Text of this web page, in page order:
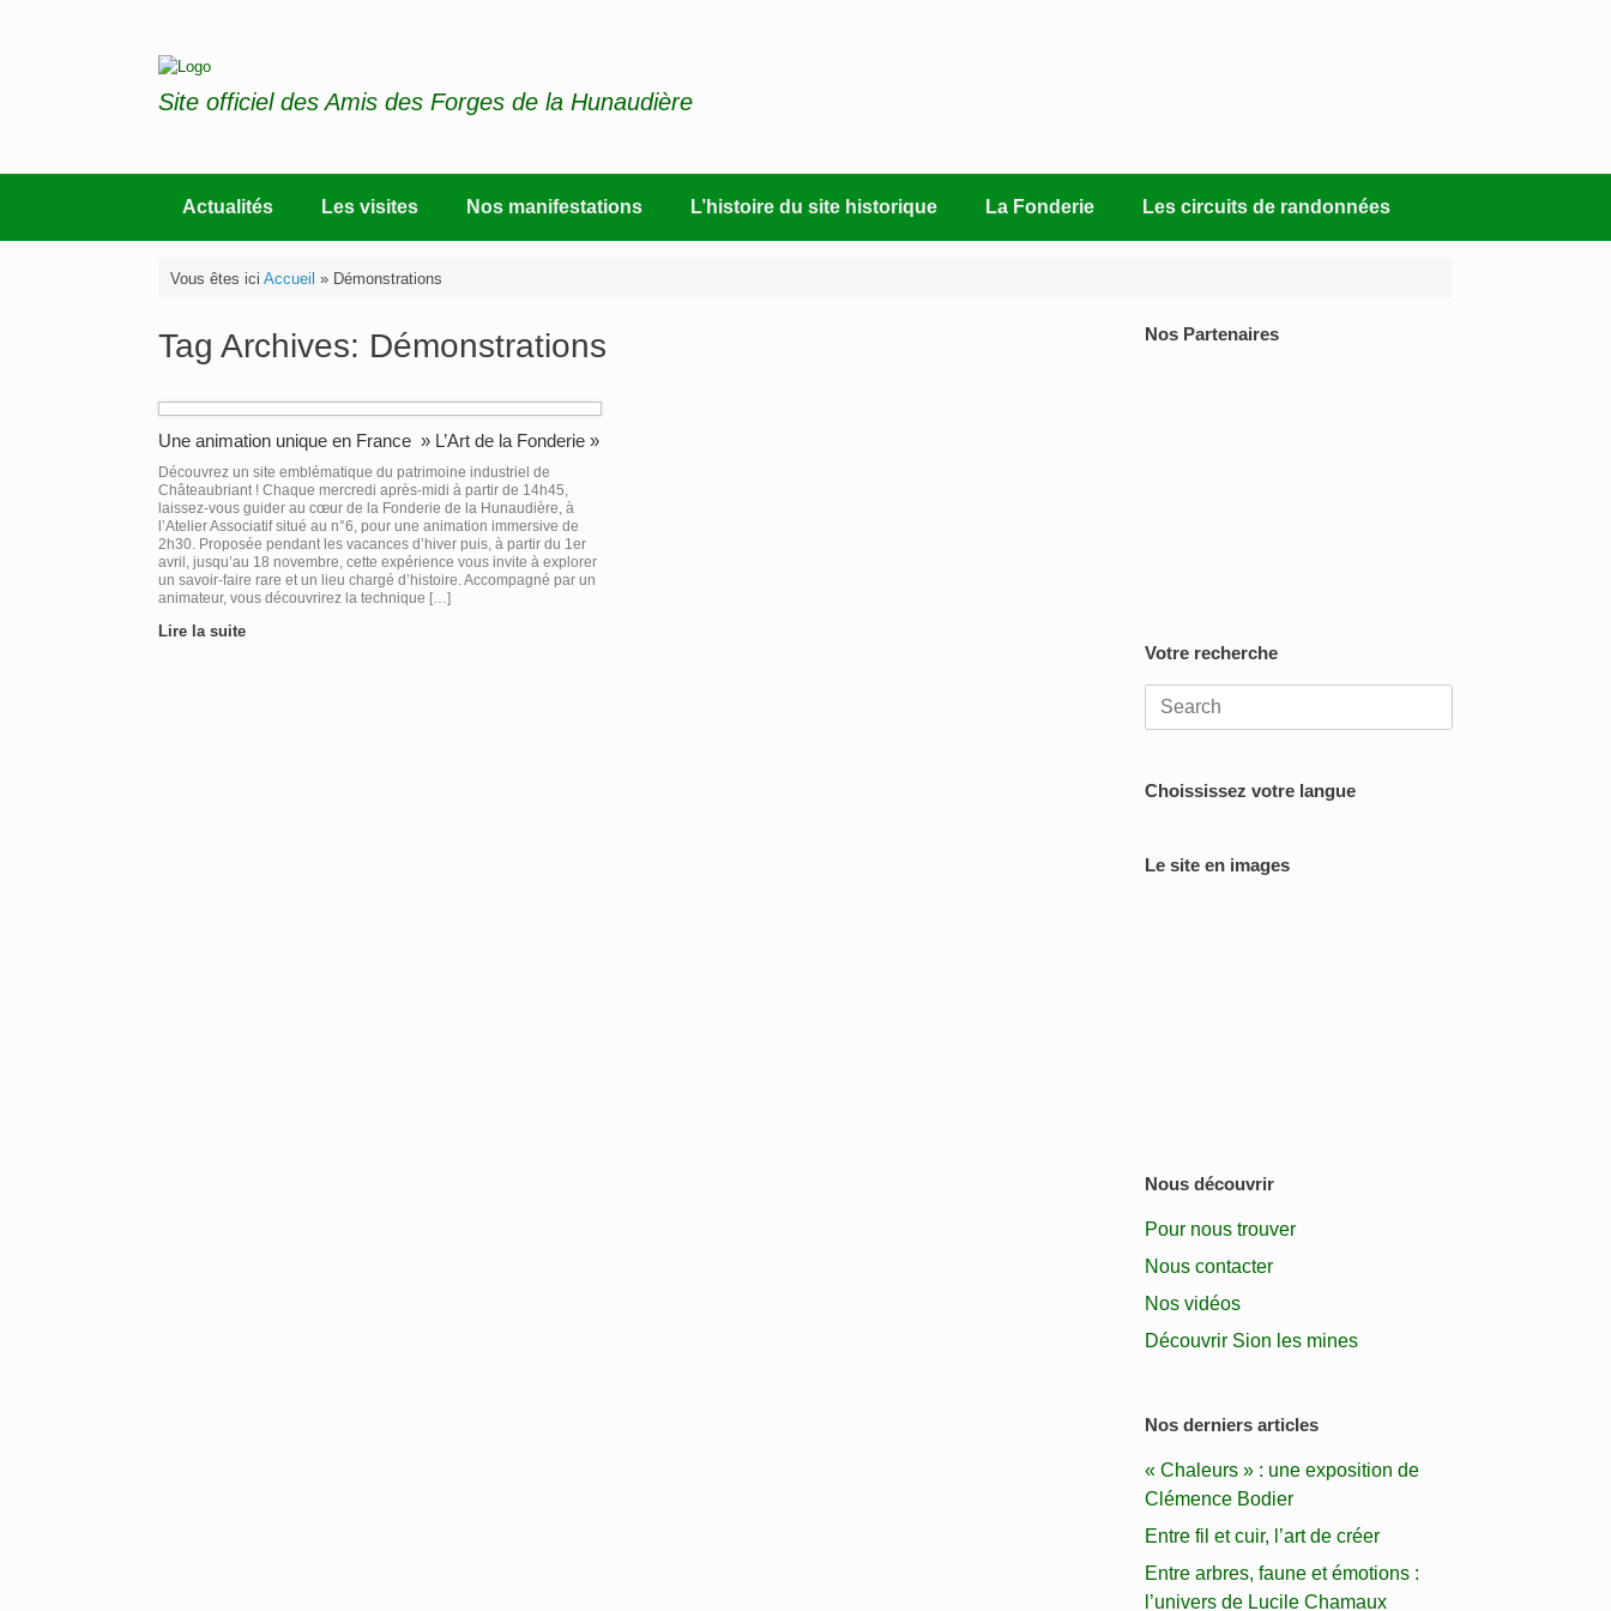
Site officiel des Amis des Forges de la Hunaudière
Actualités Les visites Nos manifestations L’histoire du site historique La Fonderie Les circuits de randonnées
Vous êtes ici Accueil » Démonstrations
Tag Archives: Démonstrations
Une animation unique en France » L’Art de la Fonderie »
Découvrez un site emblématique du patrimoine industriel de
Châteaubriant ! Chaque mercredi après-midi à partir de 14h45,
laissez-vous guider au cœur de la Fonderie de la Hunaudière, à
l’Atelier Associatif situé au n°6, pour une animation immersive de
2h30. Proposée pendant les vacances d’hiver puis, à partir du 1er
avril, jusqu’au 18 novembre, cette expérience vous invite à explorer
un savoir-faire rare et un lieu chargé d’histoire. Accompagné par un
animateur, vous découvrirez la technique […]
Lire la suite
Nos Partenaires
Votre recherche
Search
for:
Choississez votre langue
Le site en images
Nous découvrir
Pour nous trouver
Nous contacter
Nos vidéos
Découvrir Sion les mines
Nos derniers articles
« Chaleurs » : une exposition de
Clémence Bodier
Entre fil et cuir, l’art de créer
Entre arbres, faune et émotions :
l’univers de Lucile Chamaux